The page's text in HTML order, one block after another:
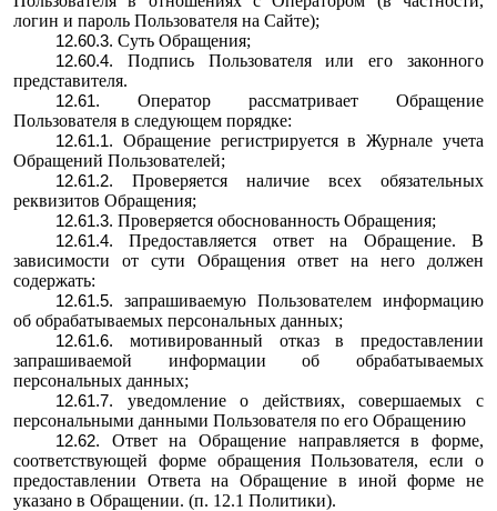
логин и пароль Пользователя на Сайте);
Суть Обращения;
Подпись Пользователя или его законного
представителя.
Оператор рассматривает Обращение
Пользователя в следующем порядке:
Обращение регистрируется в Журнале учета
Обращений Пользователей;
Проверяется наличие всех обязательных
реквизитов Обращения;
Проверяется обоснованность Обращения;
Предоставляется ответ на Обращение. В
зависимости от сути Обращения ответ на него должен
содержать:
запрашиваемую Пользователем информацию
об обрабатываемых персональных данных;
мотивированный отказ в предоставлении
запрашиваемой информации об обрабатываемых
персональных данных;
уведомление о действиях, совершаемых с
персональными данными Пользователя по его Обращению
Ответ на Обращение направляется в форме,
соответствующей форме обращения Пользователя, если о
предоставлении Ответа на Обращение в иной форме не
указано в Обращении. (п. 12.1 Политики).